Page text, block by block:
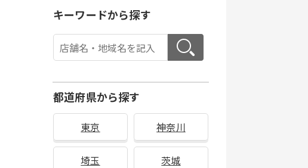
キーワードから探す
都道府県から探す
東京 神奈川
埼玉 茨城